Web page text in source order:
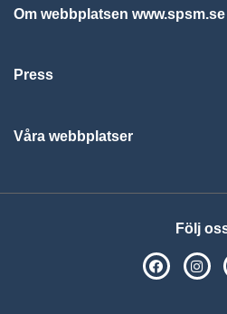
Om webbplatsen www.spsm.se
Press
Våra webbplatser
Följ
SPSM